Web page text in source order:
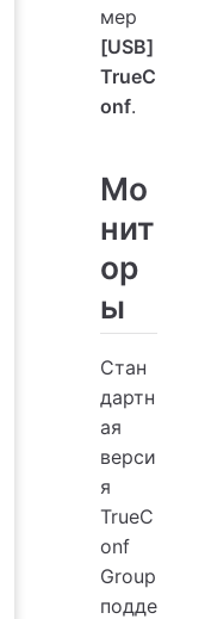
мер
[USB]
TrueC
onf.
Мо
нит
ор
ы
Стан
дартн
ая
верси
я
TrueC
onf
Group
подде